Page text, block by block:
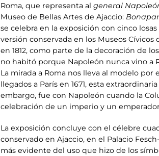
Roma, que representa al general
Museo de Bellas Artes de Ajaccio:
se celebra en la exposición con cinco
versión conservada en los Museos
en 1812, como parte de la decoración de
no habitó porque Napoleón nunca vino a
La mirada a Roma nos lleva al modelo por
llegados a París en 1671, esta
embargo, fue con Napoleón cuando la
celebración de un imperio y un
La exposición concluye con el célebre
conservado en Ajaccio, en el Palacio
más evidente del uso que hizo de los